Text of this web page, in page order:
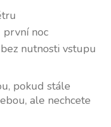
noc
nutnosti vstupu
pokud stále
ale nechcete